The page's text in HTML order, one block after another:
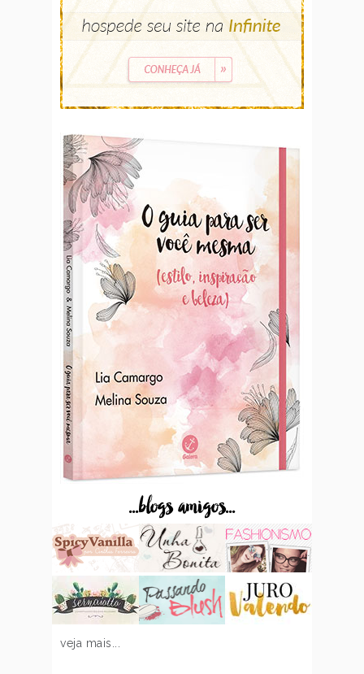
...blogs amigos...
veja mais...